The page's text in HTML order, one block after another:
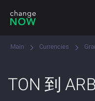
Main Currencies
TON 到